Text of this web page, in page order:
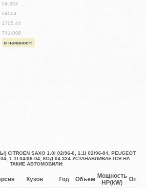
04.324
04064
1705.44
741-009
в наявності
SAXO 1.0I 02/96-0, 1.1I 02/96-04, PEUGEOT
04, 1.1I 04/96-04, КОД 04.324 УСТАНАВЛИВАЕТСЯ НА
ТАКИЕ АВТОМОБИЛИ:
Кузов Год Объем Мощность
HP(kW)